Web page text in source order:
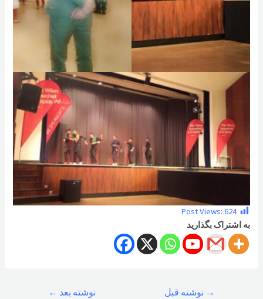
Post Views: 624
به اشتراک بگذارید
→ نوشته قبل نوشته بعد ←